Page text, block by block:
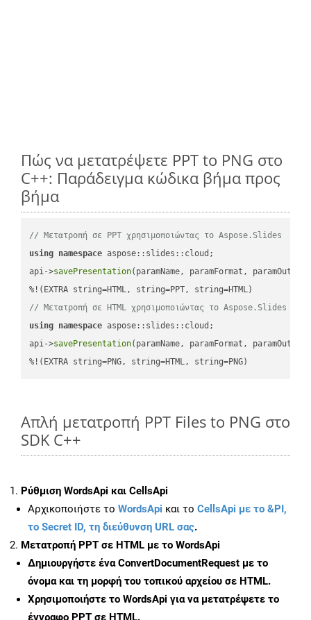
Πώς να μετατρέψετε PPT to PNG στο
C++: Παράδειγμα κώδικα βήμα προς
βήμα
// Μετατροπή σε PPT χρησιμοποιώντας το Aspose.Slides
using namespace aspose::slides::cloud;
api->savePresentation(paramName, paramFormat,
// Μετατροπή σε HTML χρησιμοποιώντας το Aspose.Slides
using namespace aspose::slides::cloud;
api->savePresentation(paramName, paramFormat,
%!(EXTRA string=PNG, string=HTML, string=PNG)
Απλή μετατροπή PPT Files to PNG στο
SDK C++
Ρύθμιση WordsApi και CellsApi
Αρχικοποιήστε το WordsApi και το CellsApi με το &PI,
το Secret ID, τη διεύθυνση URL σας.
Μετατροπή PPT σε HTML με το WordsApi
Δημιουργήστε έναConvertDocumentRequest με το
όνομα και τη μορφή του τοπικού αρχείου σε HTML.
Χρησιμοποιήστε το WordsApi για να μετατρέψετε το
έγγραφο PPT σε HTML.